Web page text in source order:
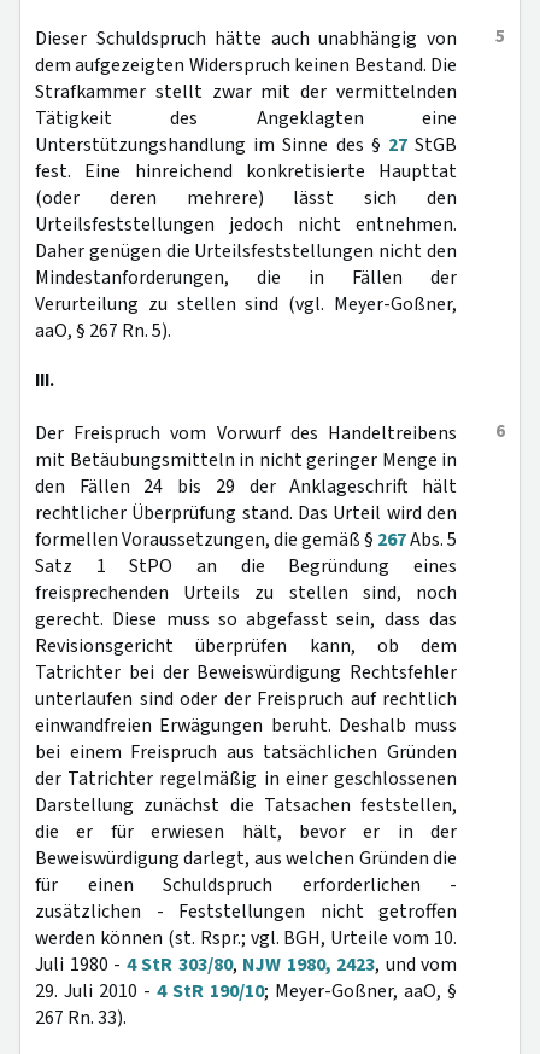
5
Dieser Schuldspruch hätte auch unabhängig von
dem aufgezeigten Widerspruch keinen Bestand. Die
Strafkammer stellt zwar mit der vermittelnden
Tätigkeit des Angeklagten eine
Unterstützungshandlung im Sinne des § 27StGB
fest. Eine hinreichend konkretisierte Haupttat
(oder deren mehrere) lässt sich den
Urteilsfeststellungen jedoch nicht entnehmen.
Daher genügen die Urteilsfeststellungen nicht den
Mindestanforderungen, die in Fällen der
Verurteilung zu stellen sind (vgl. Meyer-Goßner,
aaO, § 267 Rn. 5).
III.
6
Der Freispruch vom Vorwurf des Handeltreibens
mit Betäubungsmitteln in nicht geringer Menge in
den Fällen 24 bis 29 der Anklageschrift hält
rechtlicher Überprüfung stand. Das Urteil wird den
formellen Voraussetzungen, die gemäß § 267Abs. 5
Satz 1 StPO an die Begründung eines
freisprechenden Urteils zu stellen sind, noch
gerecht. Diese muss so abgefasst sein, dass das
Revisionsgericht überprüfen kann, ob dem
Tatrichter bei der Beweiswürdigung Rechtsfehler
unterlaufen sind oder der Freispruch auf rechtlich
einwandfreien Erwägungen beruht. Deshalb muss
bei einem Freispruch aus tatsächlichen Gründen
der Tatrichter regelmäßig in einer geschlossenen
Darstellung zunächst die Tatsachen feststellen,
die er für erwiesen hält, bevor er in der
Beweiswürdigung darlegt, aus welchen Gründen die
für einen Schuldspruch erforderlichen -
zusätzlichen - Feststellungen nicht getroffen
werden können (st. Rspr.; vgl. BGH, Urteile vom 10.
Juli 1980 - 4 StR 303/80, NJW 1980, 2423, und vom
29. Juli 2010 - 4 StR 190/10; Meyer-Goßner, aaO, §
267 Rn. 33).